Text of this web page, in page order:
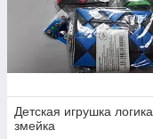
Детская игрушка логика
змейка